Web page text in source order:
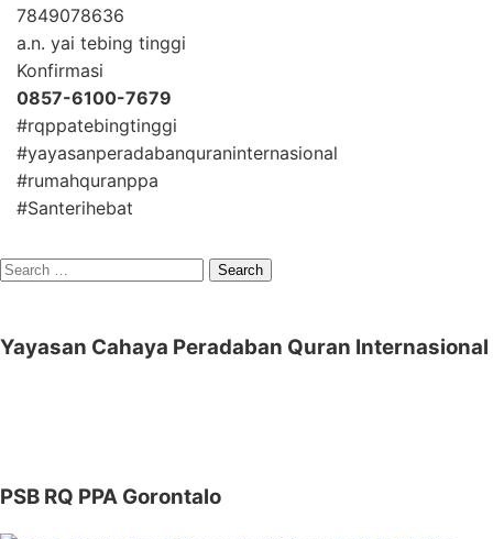
7849078636
a.n. yai tebing tinggi
Konfirmasi
0857-6100-7679
#rqppatebingtinggi
#yayasanperadabanquraninternasional
#rumahquranppa
#Santerihebat
Search
Yayasan Cahaya Peradaban Quran Internasional
PSB RQ PPA Gorontalo